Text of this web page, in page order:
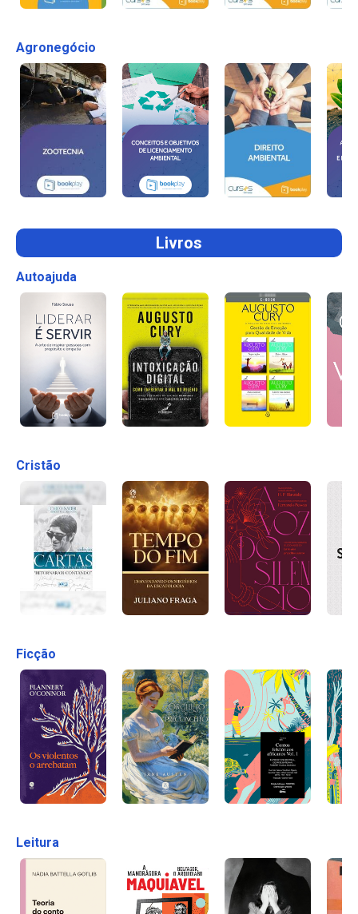
Agronegócio
Livros
Autoajuda
Cristão
Ficção
Leitura